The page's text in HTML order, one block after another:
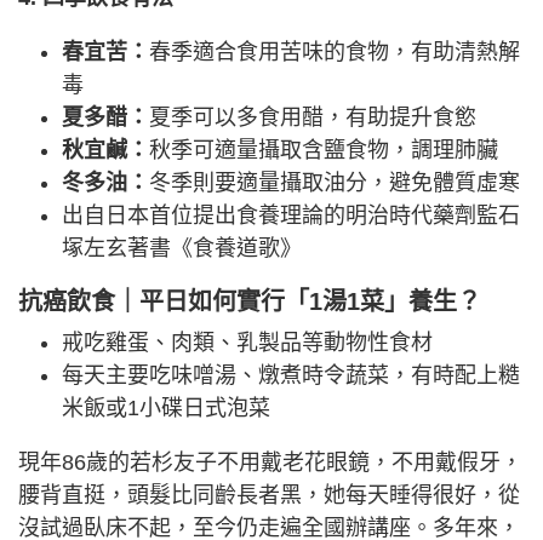
春宜苦： 春季適合食用苦味的食物，有助清熱解
毒
夏多醋： 夏季可以多食用醋，有助提升食慾
秋宜鹹： 秋季可適量攝取含鹽食物，調理肺臟
冬多油： 冬季則要適量攝取油分，避免體質虛寒
出自日本首位提出食養理論的明治時代藥劑監石
塚左玄著書《食養道歌》
抗癌飲食｜平日如何實行「1湯1菜」養生？
戒吃雞蛋、肉類、乳製品等動物性食材
每天主要吃味噌湯、燉煮時令蔬菜，有時配上糙
米飯或1小碟日式泡菜
現年86歲的若杉友子不用戴老花眼鏡，不用戴假牙，
腰背直挺，頭髮比同齡長者黑，她每天睡得很好，從
沒試過臥床不起，至今仍走遍全國辦講座。多年來，